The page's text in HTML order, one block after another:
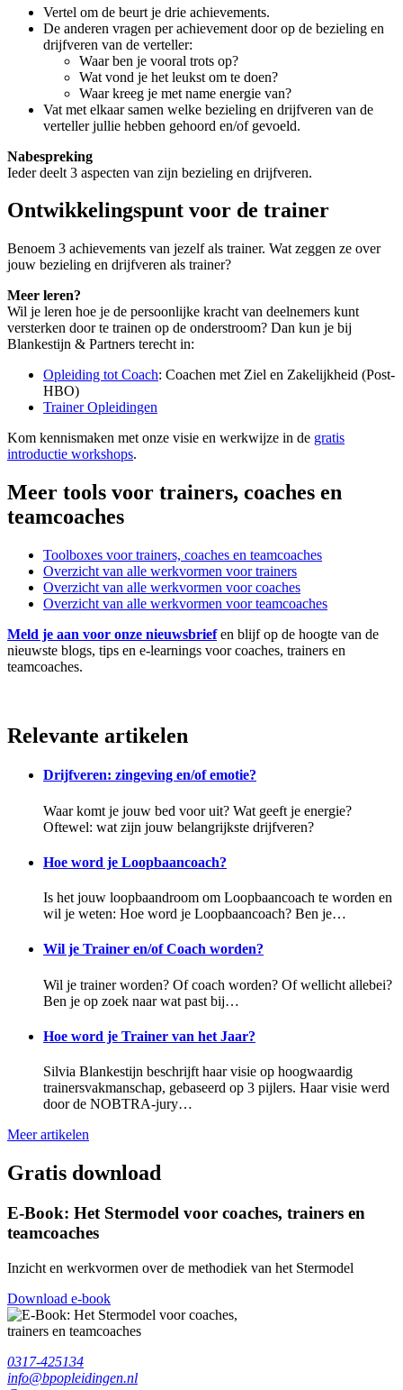
Vertel om de beurt je drie achievements.
De anderen vragen per achievement door op de bezieling en
drijfveren van de verteller:
Waar ben je vooral trots op?
Wat vond je het leukst om te doen?
Waar kreeg je met name energie van?
Vat met elkaar samen welke bezieling en drijfveren van de
verteller jullie hebben gehoord en/of gevoeld.
Nabespreking
Ieder deelt 3 aspecten van zijn bezieling en drijfveren.
Ontwikkelingspunt voor de trainer
Benoem 3 achievements van jezelf als trainer. Wat zeggen ze over
jouw bezieling en drijfveren als trainer?
Meer leren?
Wil je leren hoe je de persoonlijke kracht van deelnemers kunt
versterken door te trainen op de onderstroom? Dan kun je bij
Blankestijn & Partners terecht in:
Opleiding tot Coach: Coachen met Ziel en Zakelijkheid (Post-
HBO)
Trainer Opleidingen
Kom kennismaken met onze visie en werkwijze in de gratis
introductie workshops.
Meer tools voor trainers, coaches en
teamcoaches
Toolboxes voor trainers, coaches en teamcoaches
Overzicht van alle werkvormen voor trainers
Overzicht van alle werkvormen voor coaches
Overzicht van alle werkvormen voor teamcoaches
Meld je aan voor onze nieuwsbrief en blijf op de hoogte van de
nieuwste blogs, tips en e-learnings voor coaches, trainers en
teamcoaches.
Relevante artikelen
Drijfveren: zingeving en/of emotie?
Waar komt je jouw bed voor uit? Wat geeft je energie?
Oftewel: wat zijn jouw belangrijkste drijfveren?
Hoe word je Loopbaancoach?
Is het jouw loopbaandroom om Loopbaancoach te worden en
wil je weten: Hoe word je Loopbaancoach? Ben je…
Wil je Trainer en/of Coach worden?
Wil je trainer worden? Of coach worden? Of wellicht allebei?
Ben je op zoek naar wat past bij…
Hoe word je Trainer van het Jaar?
Silvia Blankestijn beschrijft haar visie op hoogwaardig
trainersvakmanschap, gebaseerd op 3 pijlers. Haar visie werd
door de NOBTRA-jury…
Meer artikelen
Gratis download
E-Book: Het Stermodel voor coaches, trainers en
teamcoaches
Inzicht en werkvormen over de methodiek van het Stermodel
Download e-book
0317-425134
info@bpopleidingen.nl